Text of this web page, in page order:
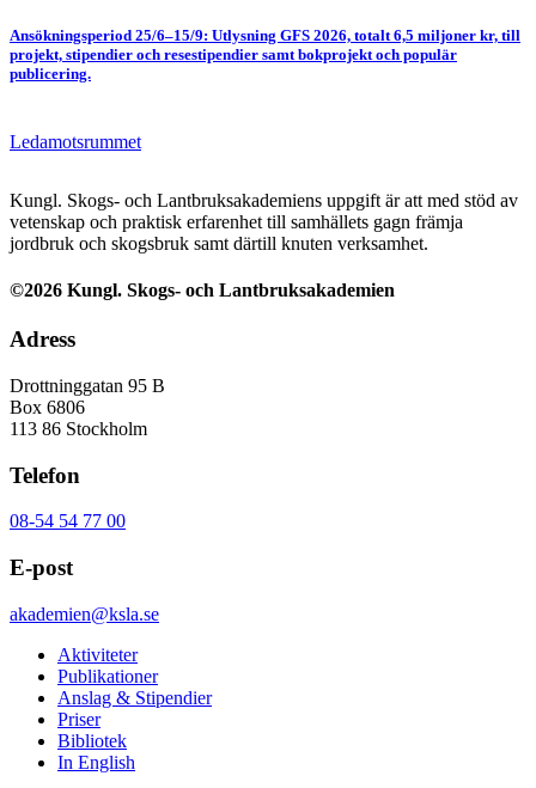
Ansökningsperiod 25/6–15/9: Utlysning GFS 2026, totalt 6,5 miljoner kr, till
projekt, stipendier och resestipendier samt bokprojekt och populär
publicering.
Ledamotsrummet
Kungl. Skogs- och Lantbruksakademiens uppgift är att med stöd av
vetenskap och praktisk erfarenhet till samhällets gagn främja
jordbruk och skogsbruk samt därtill knuten verksamhet.
©2026 Kungl. Skogs- och Lantbruksakademien
Adress
Drottninggatan 95 B
Box 6806
113 86 Stockholm
Telefon
08-54 54 77 00
E-post
akademien@ksla.se
Aktiviteter
Publikationer
Anslag & Stipendier
Priser
Bibliotek
In English